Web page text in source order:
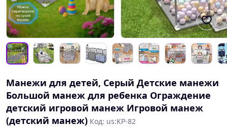
Манежи для детей, Серый Детские манежи
Большой манеж для ребенка Ограждение
детский игровой манеж Игровой манеж
(детский манеж) Код: us:KP-82